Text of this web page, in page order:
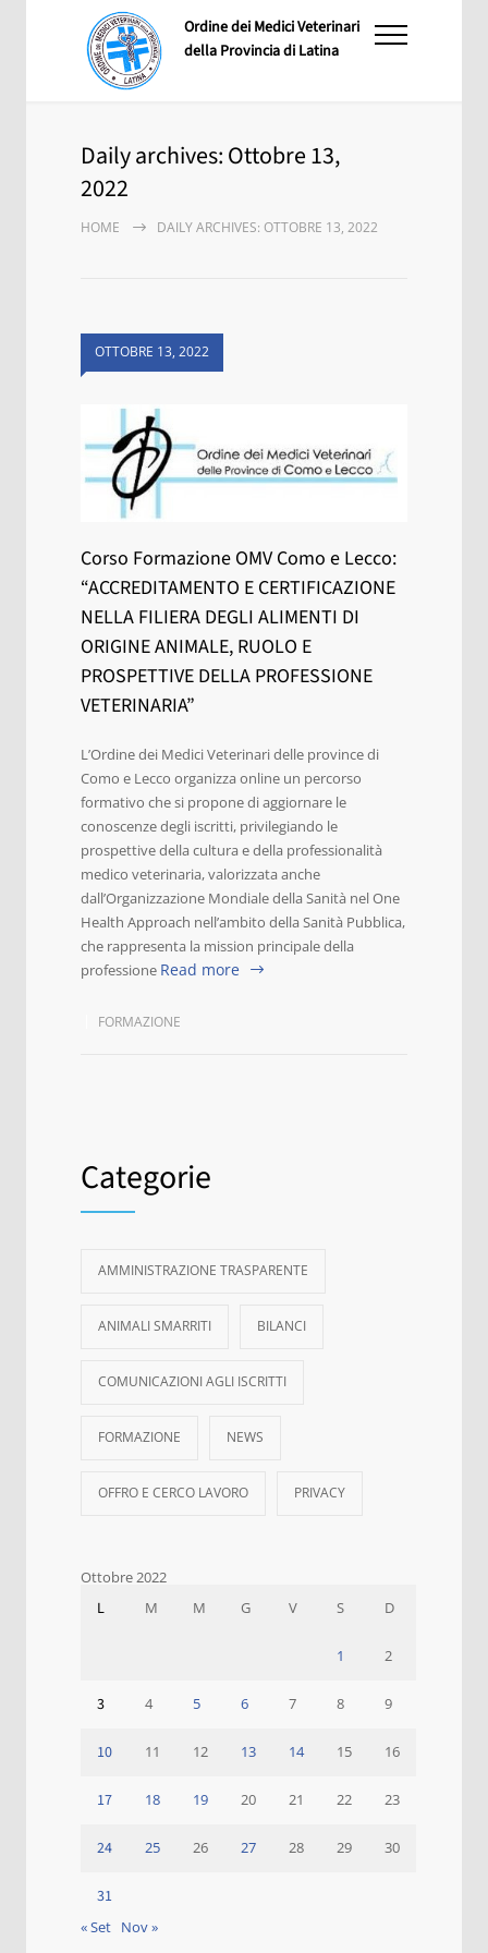
Ordine dei Medici Veterinari
della Provincia di Latina
Daily archives: Ottobre 13,
2022
HOME DAILY ARCHIVES: OTTOBRE 13, 2022
OTTOBRE 13, 2022
Corso Formazione OMV Como e Lecco:
“ACCREDITAMENTO E CERTIFICAZIONE
NELLA FILIERA DEGLI ALIMENTI DI
ORIGINE ANIMALE, RUOLO E
PROSPETTIVE DELLA PROFESSIONE
VETERINARIA”
L’Ordine dei Medici Veterinari delle province di
Como e Lecco organizza online un percorso
formativo che si propone di aggiornare le
conoscenze degli iscritti, privilegiando le
prospettive della cultura e della professionalità
medico veterinaria, valorizzata anche
dall’Organizzazione Mondiale della Sanità nel One
Health Approach nell’ambito della Sanità Pubblica,
che rappresenta la mission principale della
professione Read more
FORMAZIONE
Categorie
AMMINISTRAZIONE TRASPARENTE
ANIMALI SMARRITI BILANCI
COMUNICAZIONI AGLI ISCRITTI
FORMAZIONE NEWS
OFFRO E CERCO LAVORO PRIVACY
Ottobre 2022
L M M G V S D
1 2
3 4 5 6 7 8 9
10 11 12 13 14 15 16
17 18 19 20 21 22 23
24 25 26 27 28 29 30
31
« Set Nov »